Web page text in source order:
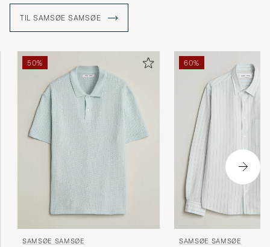
deres alsidige og minimalistiske kollektioner, som både
indeholder tøj, sko og tilbehør.
TIL SAMSØE SAMSØE
50%
SAMSØE SAMSØE
60%
SAMSØE SAMSØE